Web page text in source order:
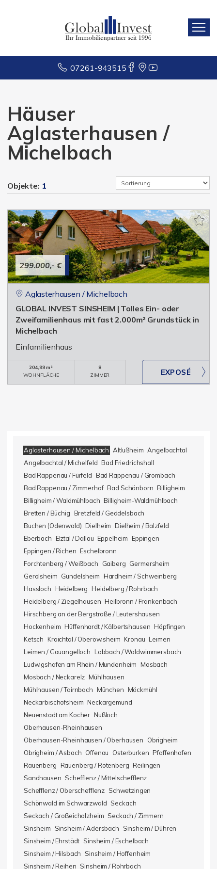
07261-943515
Häuser
Aglasterhausen /
Michelbach
Objekte: 1
299.000,- €
Aglasterhausen / Michelbach
GLOBAL INVEST SINSHEIM | Tolles Ein- oder
Zweifamilienhaus mit fast 2.000m² Grundstück in
Michelbach
Einfamilienhaus
204,99 m²
WOHNFLÄCHE
8
ZIMMER
Aglasterhausen / Michelbach Altlußheim Angelbachtal
Angelbachtal / Michelfeld Bad Friedrichshall
Bad Rappenau / Fürfeld Bad Rappenau / Grombach
Bad Rappenau / Zimmerhof Bad Schönborn Billigheim
Billigheim / Waldmühlbach Billigheim-Waldmühlbach
Bretten / Büchig Bretzfeld / Geddelsbach
Buchen (Odenwald) Dielheim Dielheim / Balzfeld
Eberbach Elztal / Dallau Eppelheim Eppingen
Eppingen / Richen Eschelbronn
Forchtenberg / Weißbach
Gaiberg Germersheim
Gerolsheim Gundelsheim Hardheim / Schweinberg
Hassloch Heidelberg Heidelberg / Rohrbach
Heidelberg / Ziegelhausen Heilbronn / Frankenbach
Hirschberg an der Bergstraße / Leutershausen
Hockenheim Hüffenhardt / Kälbertshausen Höpfingen
Ketsch Kraichtal / Oberöwisheim Kronau Leimen
Leimen / Gauangelloch Lobbach / Waldwimmersbach
Ludwigshafen am Rhein / Mundenheim Mosbach
Mosbach / Neckarelz Mühlhausen
Mühlhausen / Tairnbach München Möckmühl
Neckarbischofsheim Neckargemünd
Neuenstadt am Kocher Nußloch
Oberhausen-Rheinhausen
Oberhausen-Rheinhausen / Oberhausen
Obrigheim
Obrigheim / Asbach Offenau Osterburken Pfaffenhofen
Rauenberg Rauenberg / Rotenberg Reilingen
Sandhausen Schefflenz / Mittelschefflenz
Schefflenz / Oberschefflenz Schwetzingen
Schönwald im Schwarzwald Seckach
Seckach / Großeicholzheim Seckach / Zimmern
Sinsheim
Sinsheim / Adersbach
Sinsheim / Dühren
Sinsheim / Ehrstädt Sinsheim / Eschelbach
Sinsheim / Hilsbach
Sinsheim / Hoffenheim
Sinsheim / Reihen Sinsheim / Rohrbach